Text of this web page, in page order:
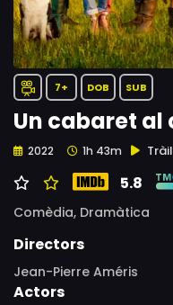
7+ DOB SUB
Un cabaret al
2022 1h 43m
5.8
Comèdia, Dramàtica
Directors
Jean-Pierre Améris
Actors